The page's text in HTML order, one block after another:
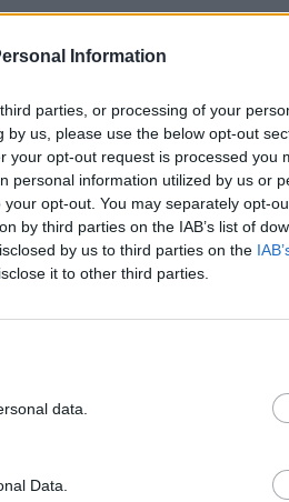
Information
parties, or processing of your
us, please use the below opt-out
your opt-out request is processed you
personal information utilized by us or
opt-out. You may separately opt-
by third parties on the IAB’s list of
by us to third parties on the
it to other third parties.
data.
Data.